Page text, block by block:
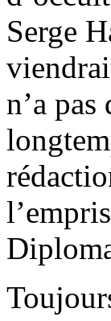
Serge
n’a